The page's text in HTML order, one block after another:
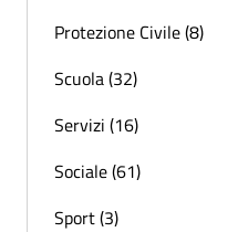
Protezione Civile (8)
Scuola (32)
Servizi (16)
Sociale (61)
Sport (3)